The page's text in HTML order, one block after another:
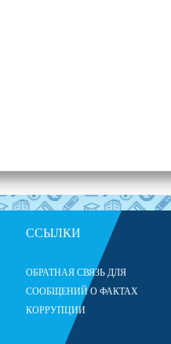
ССЫЛКИ
ОБРАТНАЯ СВЯЗЬ ДЛЯ
СООБЩЕНИЙ О ФАКТАХ
КОРРУПЦИИ